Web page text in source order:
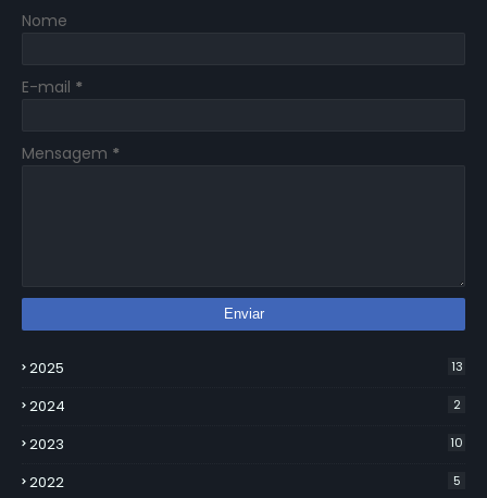
Nome
E-mail *
Mensagem *
2025 13
2024 2
2023 10
2022 5